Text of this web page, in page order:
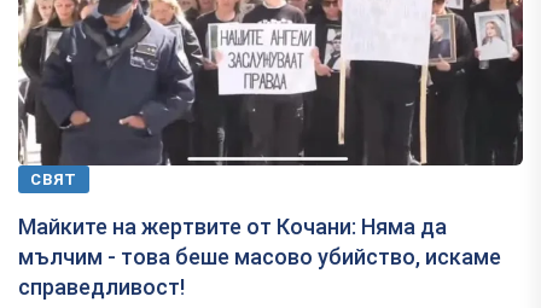
СВЯТ
Майките на жертвите от Кочани: Няма да
мълчим - това беше масово убийство, искаме
справедливост!